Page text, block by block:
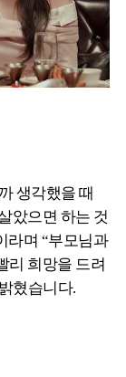
생각했을 때
았으면 하는 것
라며 “부모님과
리 희망을 드려
혔습니다.